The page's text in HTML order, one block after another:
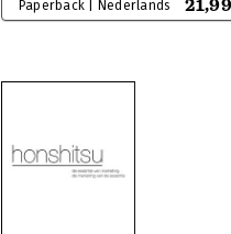
Paperback | Nederlands 21,99